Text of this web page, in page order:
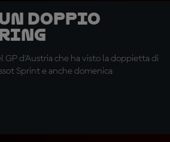
un doppio
GP d'Austria che ha visto la doppietta di
Sprint e anche domenica